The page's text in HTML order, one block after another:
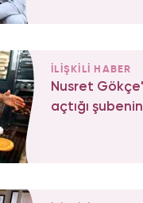
İLİŞKİLİ HABER
Nusret
açtığı